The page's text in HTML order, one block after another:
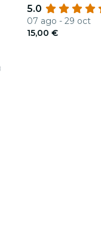
5.0
07 ago - 29 oct
15,00 €